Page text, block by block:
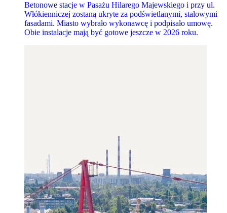
Betonowe stacje w Pasażu Hilarego Majewskiego i przy ul.
Włókienniczej zostaną ukryte za podświetlanymi, stalowymi
fasadami. Miasto wybrało wykonawcę i podpisało umowę.
Obie instalacje mają być gotowe jeszcze w 2026 roku.